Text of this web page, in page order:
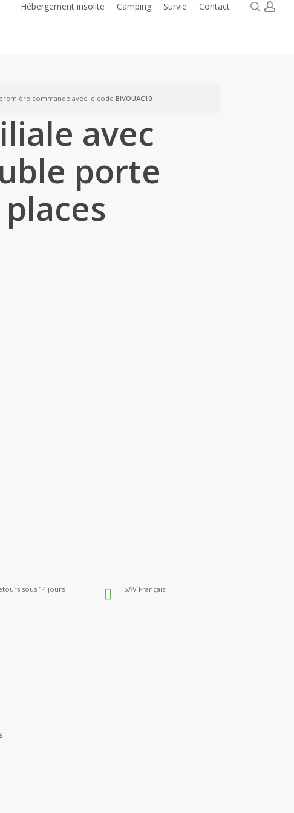
Hébergement insolite Camping Survie Contact search
commande avec le codeBIVOUAC10
avec
porte
sous 14 jours SAV Français